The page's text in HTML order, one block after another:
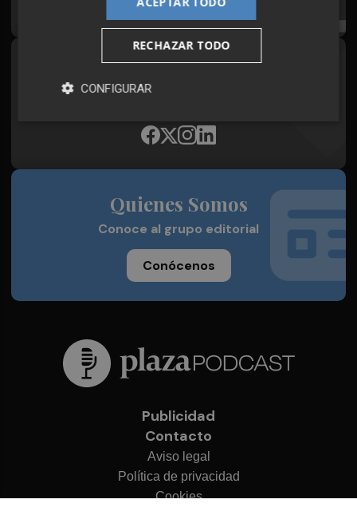
Síguenos en redes
Plaza Podcast, desde cualquier medio
Quienes Somos
Conoce al grupo editorial
Conócenos
Publicidad
Contacto
Aviso legal
Política de privacidad
Cookies
RECHAZAR TODO
CONFIGURAR